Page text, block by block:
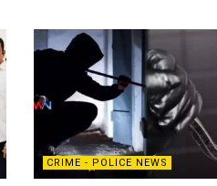
CRIME - POLICE NEWS